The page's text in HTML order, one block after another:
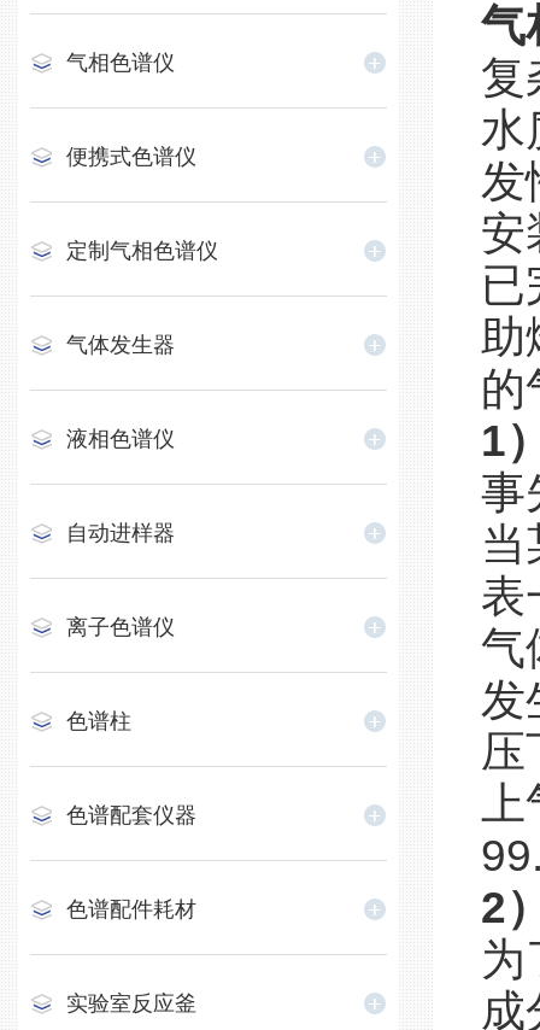
气相色谱仪
便携式色谱仪
定制气相色谱仪
气体发生器
液相色谱仪
自动进样器
离子色谱仪
色谱柱
色谱配套仪器
色谱配件耗材
实验室反应釜
气
复
水
发
安
已
助
的
1
事
当
表
气
发
压
2
为
成